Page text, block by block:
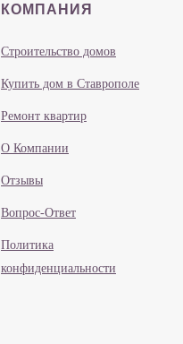
КОМПАНИЯ
Строительство домов
Купить дом в Ставрополе
Ремонт квартир
О Компании
Отзывы
Вопрос-Ответ
Политика
конфиденциальности